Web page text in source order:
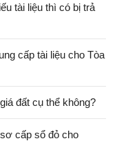
tài liệu thì có bị trả
cấp tài liệu cho Tòa
đất cụ thể không?
cấp sổ đỏ cho